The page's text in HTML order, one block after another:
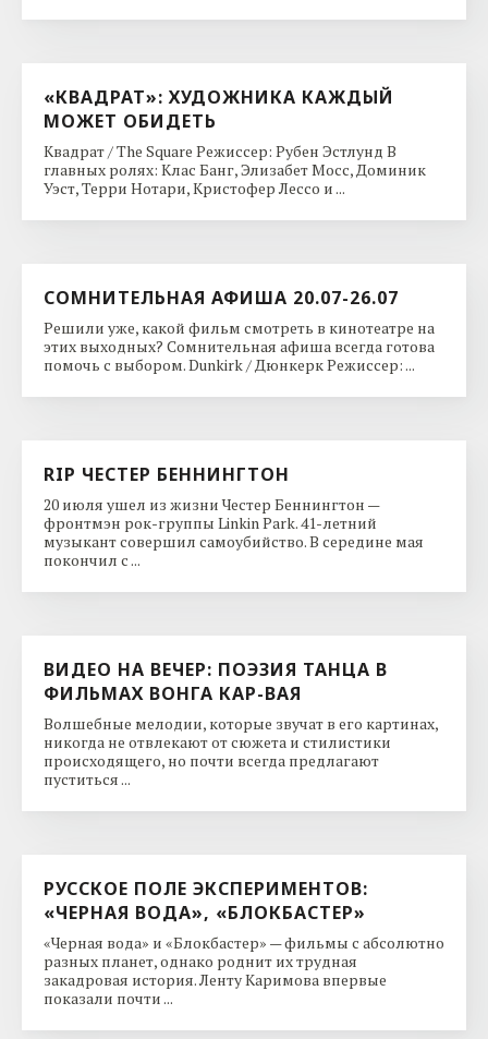
«КВАДРАТ»: ХУДОЖНИКА КАЖДЫЙ
МОЖЕТ ОБИДЕТЬ
Квадрат / The Square Режиссер: Рубен Эстлунд В
главных ролях: Клас Банг, Элизабет Мосс, Доминик
Уэст, Терри Нотари, Кристофер Лессо и ...
СОМНИТЕЛЬНАЯ АФИША 20.07-26.07
Решили уже, какой фильм смотреть в кинотеатре на
этих выходных? Сомнительная афиша всегда готова
помочь с выбором. Dunkirk / Дюнкерк Режиссер: ...
RIP ЧЕСТЕР БЕННИНГТОН
20 июля ушел из жизни Честер Беннингтон —
фронтмэн рок-группы Linkin Park. 41-летний
музыкант совершил самоубийство. В середине мая
покончил с ...
ВИДЕО НА ВЕЧЕР: ПОЭЗИЯ ТАНЦА В
ФИЛЬМАХ ВОНГА КАР-ВАЯ
Волшебные мелодии, которые звучат в его картинах,
никогда не отвлекают от сюжета и стилистики
происходящего, но почти всегда предлагают
пуститься ...
РУССКОЕ ПОЛЕ ЭКСПЕРИМЕНТОВ:
«ЧЕРНАЯ ВОДА», «БЛОКБАСТЕР»
«Черная вода» и «Блокбастер» — фильмы с абсолютно
разных планет, однако роднит их трудная
закадровая история. Ленту Каримова впервые
показали почти ...